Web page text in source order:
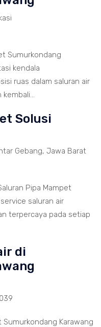
Sumurkondang
kendala
ruas dalam saluran air
Solusi
Gebang, Jawa Barat
Pipa Mampet
saluran air
terpercaya pada setiap
di
Sumurkondang Karawang